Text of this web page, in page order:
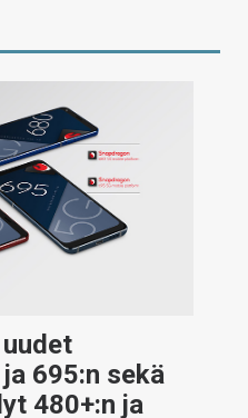
695:n sekä
480+:n ja